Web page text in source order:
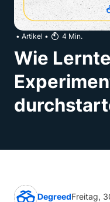
• Artikel • 4 Min.
Wie
DegreedFreitag,